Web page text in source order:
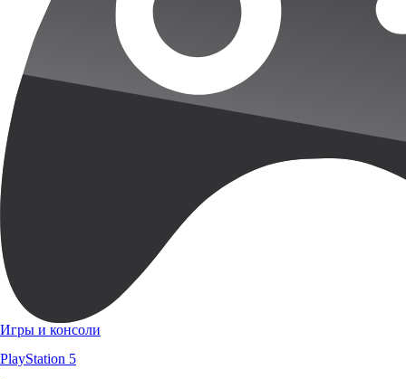
Игры и консоли
PlayStation 5